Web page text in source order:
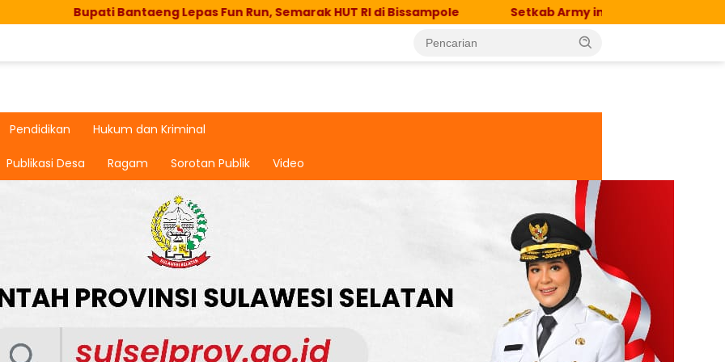
Bupati Bantaeng Lepas Fun Run, Semarak HUT RI di Bissampole Setkab Army in Action, Semarakkan HUT ke-81
Pendidikan Hukum dan Kriminal
Publikasi Desa Ragam Sorotan Publik Video